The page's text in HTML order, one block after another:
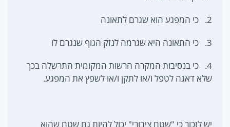
2. כי המפגע הוא שגרם לתאונה
3. כי התאונה היא שגרמה לנזק הגוף שנגרם לו
4. כי בנסיבות המקרה הרשות המקומית התרשלה בכך
שלא דאגה לטפל ו/או לתקן ו/או לשפץ את המפגע.
יש לזכור כי "שטח ציבורי" יכול להיות גם שטח שהוא